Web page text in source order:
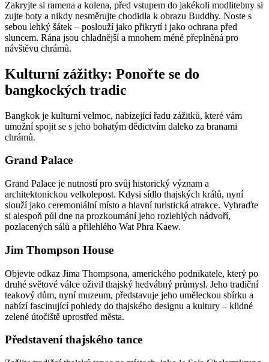
Zakryjte si ramena a kolena, před vstupem do jakékoli modlitebny si
zujte boty a nikdy nesměrujte chodidla k obrazu Buddhy. Noste s
sebou lehký šátek – poslouží jako přikrytí i jako ochrana před
sluncem. Rána jsou chladnější a mnohem méně přeplněná pro
návštěvu chrámů.
Kulturní zážitky: Ponořte se do
bangkockých tradic
Bangkok je kulturní velmoc, nabízející řadu zážitků, které vám
umožní spojit se s jeho bohatým dědictvím daleko za branami
chrámů.
Grand Palace
Grand Palace je nutností pro svůj historický význam a
architektonickou velkolepost. Kdysi sídlo thajských králů, nyní
slouží jako ceremoniální místo a hlavní turistická atrakce. Vyhraďte
si alespoň půl dne na prozkoumání jeho rozlehlých nádvoří,
pozlacených sálů a přilehlého Wat Phra Kaew.
Jim Thompson House
Objevte odkaz Jima Thompsona, amerického podnikatele, který po
druhé světové válce oživil thajský hedvábný průmysl. Jeho tradiční
teakový dům, nyní muzeum, představuje jeho uměleckou sbírku a
nabízí fascinující pohledy do thajského designu a kultury – klidné
zelené útočiště uprostřed města.
Představení thajského tance